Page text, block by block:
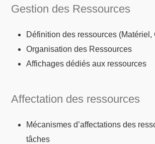
Gestion des Ressources
Définition des ressources
Organisation des Ressources
Affichages dédiés aux ressources
Affectation des ressources
Mécanismes d’affectations des
tâches